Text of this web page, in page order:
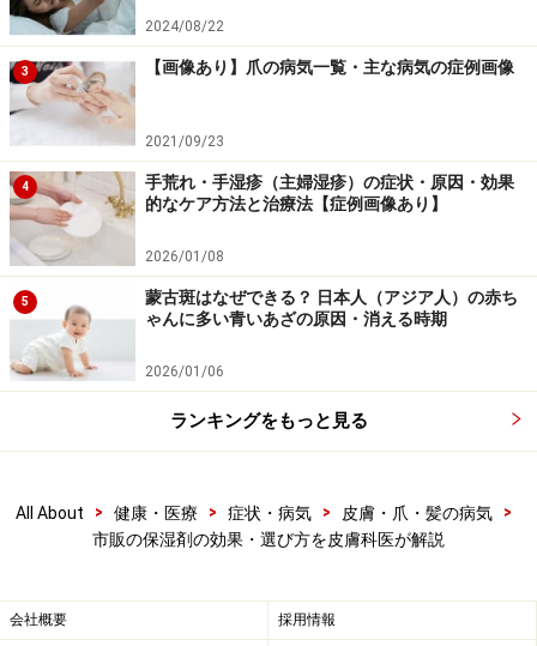
体の乾燥を防げます。特に冬は1日1回では乾燥を防ぎき
れないことが多いですので、朝に身支度をするときにも
塗るのがよいでしょう。
服から露出していて乾燥しやすい顔、首、腕、脚といっ
たエリアは特に全体をカバーするように塗ってくださ
い。手に保湿剤を多めにとり、ピンポイントではなく広
い範囲に伸ばしましょう。小さいチューブの保湿剤を使
うとどうしても量が足りなくなりがちなので、体に塗る
場合にはジャーやボトルに入った量が多めの保湿剤を買
って塗ることをおすすめします。
保湿剤を塗る回数、量については乾燥の程度や季節によ
きます。見た目に皮膚がこのような状態ではなく、触っ
う。この状態を保てていないと感じた場合は塗る回数を
増やしたり、塗る量を増やしたり、保湿剤をよりしっと
2024/08/22
3 【画像あり】爪の病気一覧・主な病気の症例画像
2021/09/23
4
手荒れ・手湿疹（主婦湿疹）の症状・原因・効果
的なケア方法と治療法【症例画像あり】
2026/01/08
5
蒙古斑はなぜできる？ 日本人（アジア人）の赤ち
ゃんに多い青いあざの原因・消える時期
2026/01/06
ランキングをもっと見る
All About > 健康・医療 > 症状・病気 > 皮膚・爪・髪の病気
>
市販の保湿剤の効果・選び方を皮膚科医が解説
会社概要 採用情報